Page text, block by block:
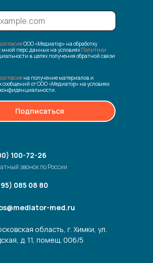
ООО «Медиатор» на обработку
мной перс.данных на условиях Политики
в целях получения обратной связи
согласие на получение материалов и
сообщений от ООО «Медиатор» на условиях
конфиденциальности.
Подписаться
100-72-26
звонок по России
med.ru
область, г. Химки, ул.
д. 11, помещ. 006/5
085 08 80